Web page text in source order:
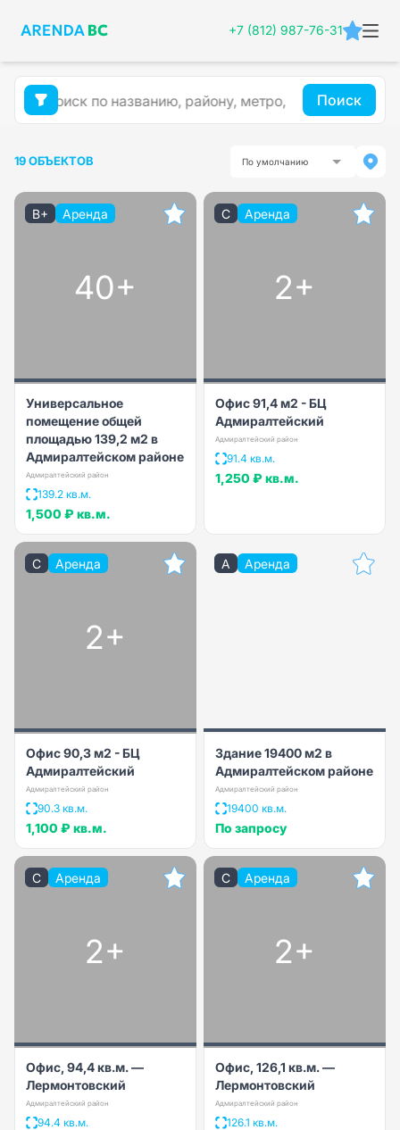
+7 (812) 987-76-31
Поиск
19 ОБЪЕКТОВ По умолчанию
B+ Аренда
40+
Универсальное
помещение общей
площадью 139,2 м2 в
Адмиралтейском районе
Адмиралтейский район
139.2 кв.м.
1,500 ₽ кв.м.
C Аренда
2+
Офис 91,4 м2 - БЦ
Адмиралтейский
Адмиралтейский район
91.4 кв.м.
1,250 ₽ кв.м.
C Аренда
2+
Офис 90,3 м2 - БЦ
Адмиралтейский
Адмиралтейский район
90.3 кв.м.
1,100 ₽ кв.м.
A Аренда
Здание 19400 м2 в
Адмиралтейском районе
Адмиралтейский район
19400 кв.м.
По запросу
C Аренда
2+
Офис, 94,4 кв.м. —
Лермонтовский
Адмиралтейский район
94.4 кв.м.
C Аренда
2+
Офис, 126,1 кв.м. —
Лермонтовский
Адмиралтейский район
126.1 кв.м.